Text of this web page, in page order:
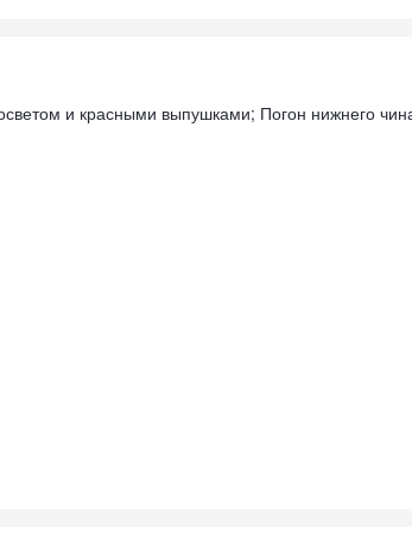
и красными выпушками; Погон нижнего